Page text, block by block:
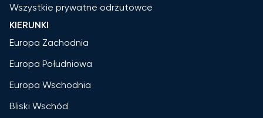
Wszystkie prywatne odrzutowce
KIERUNKI
Europa Zachodnia
Europa Południowa
Europa Wschodnia
Bliski Wschód